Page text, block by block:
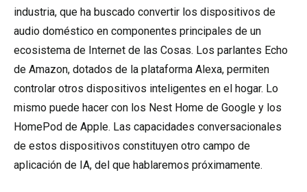
industria, que ha buscado convertir los dispositivos de
audio doméstico en componentes principales de un
ecosistema de Internet de las Cosas. Los parlantes Echo
de Amazon, dotados de la plataforma Alexa, permiten
controlar otros dispositivos inteligentes en el hogar. Lo
mismo puede hacer con los Nest Home de Google y los
HomePod de Apple. Las capacidades conversacionales
de estos dispositivos constituyen otro campo de
aplicación de IA, del que hablaremos próximamente.